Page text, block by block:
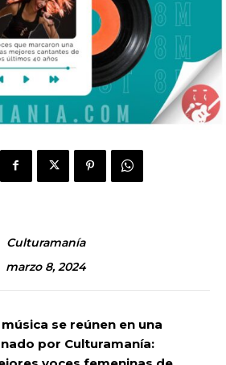
Culturamanía
marzo 8, 2024
se reúnen en una
por Culturamanía: